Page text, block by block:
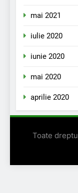
mai 2021
iulie 2020
iunie 2020
mai 2020
aprilie 2020
Toate